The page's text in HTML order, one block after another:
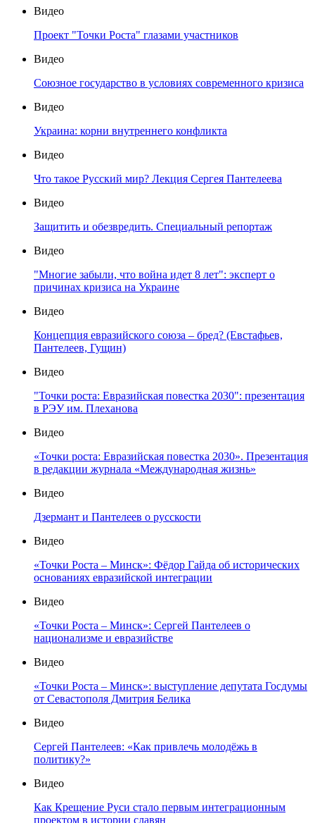
Видео
Проект "Точки Роста" глазами участников
Видео
Союзное государство в условиях современного кризиса
Видео
Украина: корни внутреннего конфликта
Видео
Что такое Русский мир? Лекция Сергея Пантелеева
Видео
Защитить и обезвредить. Специальный репортаж
Видео
"Многие забыли, что война идет 8 лет": эксперт о
причинах кризиса на Украине
Видео
Концепция евразийского союза – бред? (Евстафьев,
Пантелеев, Гущин)
Видео
"Точки роста: Евразийская повестка 2030": презентация
в РЭУ им. Плеханова
Видео
«Точки роста: Евразийская повестка 2030». Презентация
в редакции журнала «Международная жизнь»
Видео
Дзермант и Пантелеев о русскости
Видео
«Точки Роста – Минск»: Фёдор Гайда об исторических
основаниях евразийской интеграции
Видео
«Точки Роста – Минск»: Сергей Пантелеев о
национализме и евразийстве
Видео
«Точки Роста – Минск»: выступление депутата Госдумы
от Севастополя Дмитрия Белика
Видео
Сергей Пантелеев: «Как привлечь молодёжь в
политику?»
Видео
Как Крещение Руси стало первым интеграционным
проектом в истории славян